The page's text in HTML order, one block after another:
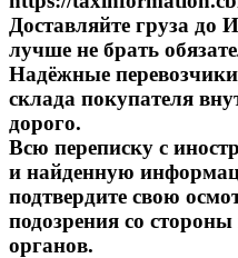
Доставляйте груза
лучше не брать
Надёжные
склада покупателя
дорого.
Всю переписку с
и найденную
подтвердите свою
подозрения со
органов.